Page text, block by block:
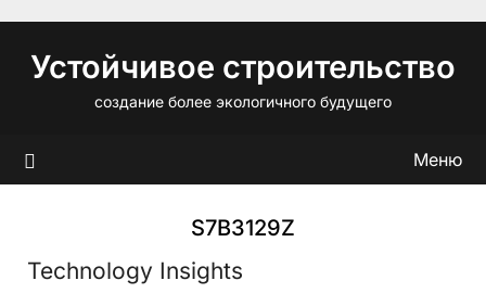
содержимому
Устойчивое строительство
создание более экологичного будущего
Меню
S7B3129Z
Technology Insights